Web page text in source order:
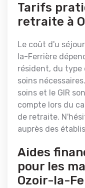
Tarifs
retraite à
Le coût d'u
la-Ferrière
résident, du type
soins
soins et le GIR
compte lors du
de retraite.
auprès des
Aides
pour les
Ozoir-la-